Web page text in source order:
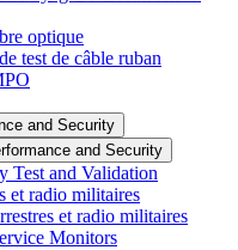
optique
test de câble ruban
and Security
and Security
Test and Validation
et radio militaires
et radio militaires
Monitors